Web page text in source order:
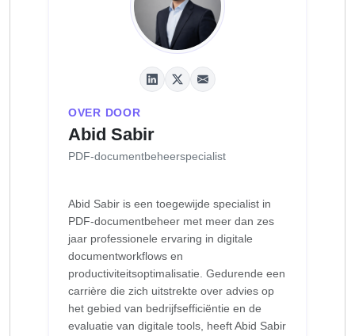
OVER DOOR
Abid Sabir
PDF-documentbeheerspecialist
Abid Sabir is een toegewijde specialist in
PDF-documentbeheer met meer dan zes
jaar professionele ervaring in digitale
documentworkflows en
productiviteitsoptimalisatie. Gedurende een
carrière die zich uitstrekte over advies op
het gebied van bedrijfsefficiëntie en de
evaluatie van digitale tools, heeft Abid Sabir